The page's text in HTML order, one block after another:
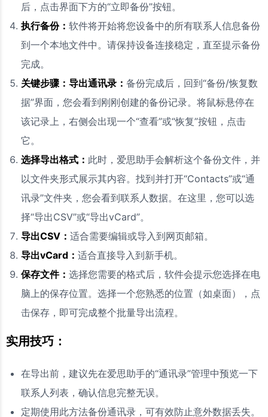
后，点击界面下方的“立即备份”按钮。
执行备份： 软件将开始将您设备中的所有联系人信息备份
到一个本地文件中。请保持设备连接稳定，直至提示备份
完成。
关键步骤：导出通讯录： 备份完成后，回到“备份/恢复数
据”界面，您会看到刚刚创建的备份记录。将鼠标悬停在
该记录上，右侧会出现一个“查看”或“恢复”按钮，点击
它。
选择导出格式： 此时，爱思助手会解析这个备份文件，并
以文件夹形式展示其内容。找到并打开“Contacts”或“通
讯录”文件夹，您会看到联系人数据。在这里，您可以选
择“导出CSV”或“导出vCard”。
导出CSV： 适合需要编辑或导入到网页邮箱。
导出vCard： 适合直接导入到新手机。
保存文件： 选择您需要的格式后，软件会提示您选择在电
脑上的保存位置。选择一个您熟悉的位置（如桌面），点
击保存，即可完成整个批量导出流程。
实用技巧：
在导出前，建议先在爱思助手的“通讯录”管理中预览一下
联系人列表，确认信息完整无误。
定期使用此方法备份通讯录，可有效防止意外数据丢失。